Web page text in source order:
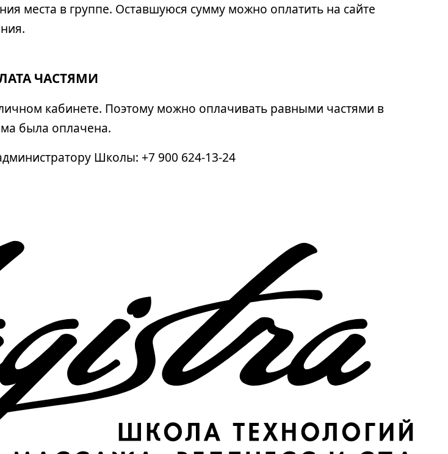
места в группе. Оставшуюся сумму можно оплатить на сайте
ЧАСТЯМИ
кабинете. Поэтому можно оплачивать равными частями в
была оплачена.
Школы: +7 900 624-13-24